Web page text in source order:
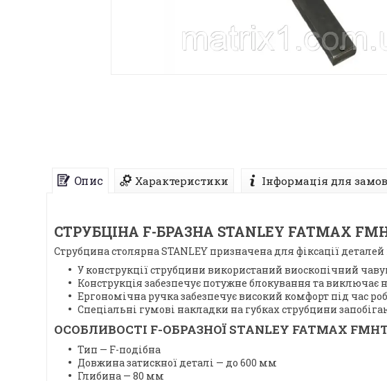
Опис Характеристики Інформація для
СТРУБЦІНА F-БРАЗНА STANLEY FATMAX
Струбцина столярна STANLEY призначена для фіксації
У конструкції струбцини використаний виоскопічний
Конструкція забезпечує потужне блокування та виключає
Ергономічна ручка забезпечує високий комфорт під час
Спеціальні гумові накладки на губках струбцини
ОСОБЛИВОСТІ F-ОБРАЗНОЇ STANLEY FATMAX
Тип — F-подібна
Довжина затискної деталі — до 600 мм
Глибина — 80 мм